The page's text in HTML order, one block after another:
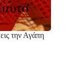
την Αγάπη